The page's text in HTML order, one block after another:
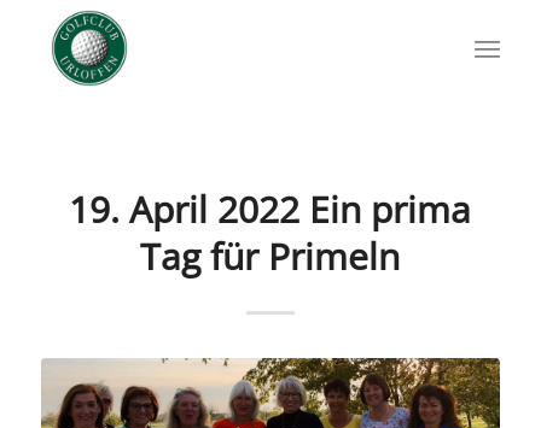
19. April 2022 Ein prima
Tag für Primeln